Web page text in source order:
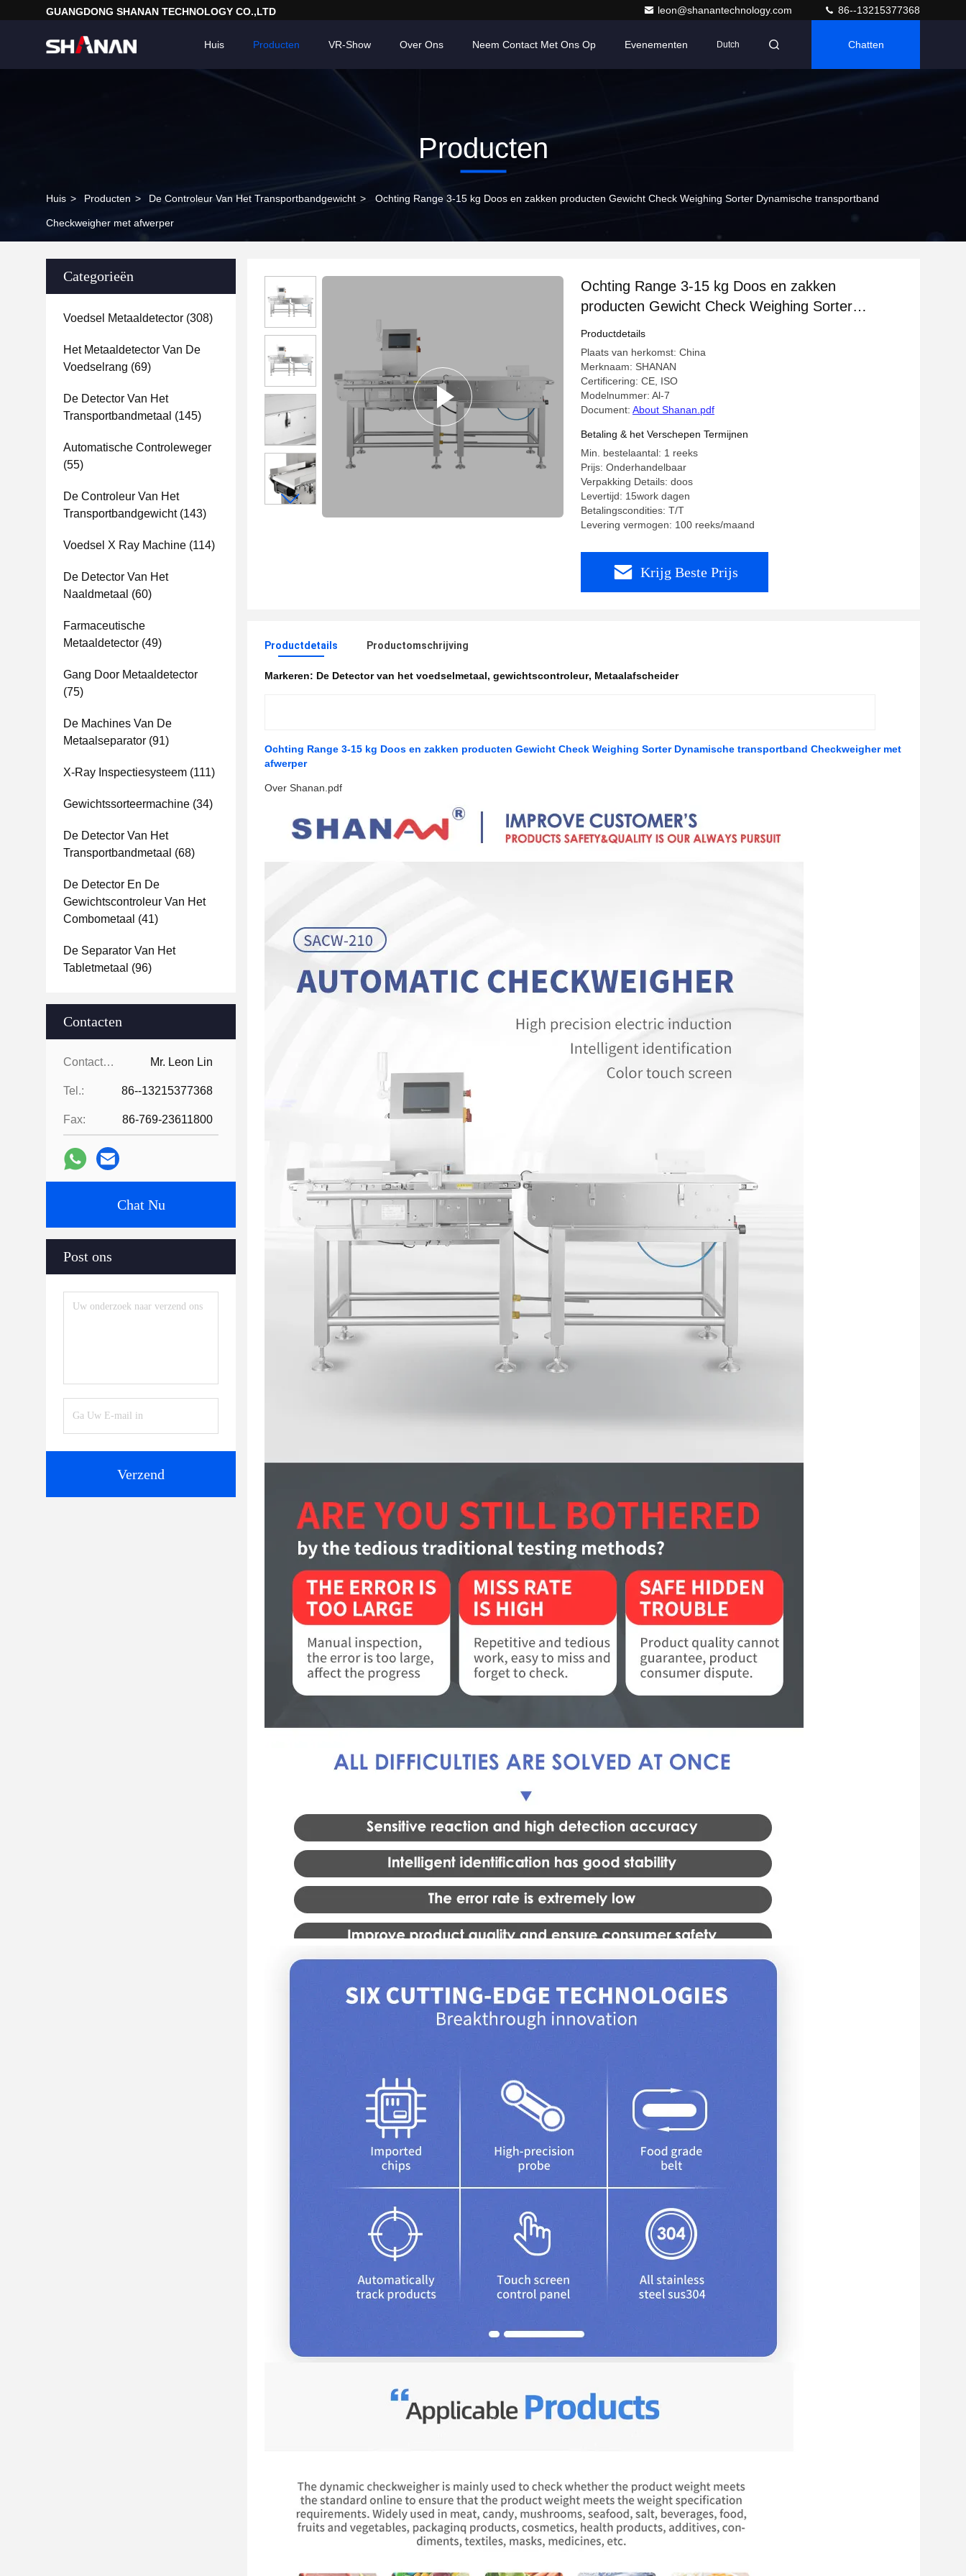
GUANGDONG SHANAN TECHNOLOGY CO.,LTD leon@shanantechnology.com 86--13215377368
Huis Producten VR-Show Over Ons Neem Contact Met Ons Op Evenementen Dutch Chatten
Producten
Huis > Producten > De Controleur Van Het Transportbandgewicht > Ochting Range 3-15 kg Doos en zakken producten Gewicht Check Weighing Sorter Dynamische transportband
Checkweigher met afwerper
Categorieën
Voedsel Metaaldetector (308)
Het Metaaldetector Van De
Voedselrang (69)
De Detector Van Het
Transportbandmetaal (145)
Automatische Controleweger
(55)
De Controleur Van Het
Transportbandgewicht(143)
Voedsel X Ray Machine (114)
De Detector Van Het
Naaldmetaal (60)
Farmaceutische
Metaaldetector (49)
Gang Door Metaaldetector
(75)
De Machines Van De
Metaalseparator (91)
X-Ray Inspectiesysteem (111)
Gewichtssorteermachine (34)
De Detector Van Het
Transportbandmetaal (68)
De Detector En De
Gewichtscontroleur Van Het
Combometaal (41)
De Separator Van Het
Tabletmetaal (96)
Contacten
Contacten: Mr. Leon Lin
Tel.: 86--13215377368
Fax: 86-769-23611800
Chat Nu
Post ons
Verzend
Ochting Range 3-15 kg Doos en zakken
producten Gewicht Check Weighing Sorter
Dynamische transportband Checkweigher met
afwerper
Productdetails
Plaats van herkomst: China
Merknaam: SHANAN
Certificering: CE, ISO
Modelnummer: Al-7
Document: About Shanan.pdf
Betaling & het Verschepen Termijnen
Min. bestelaantal: 1 reeks
Prijs: Onderhandelbaar
Verpakking Details: doos
Levertijd: 15work dagen
Betalingscondities: T/T
Levering vermogen: 100 reeks/maand
Krijg Beste Prijs
Productdetails Productomschrijving
Markeren: De Detector van het voedselmetaal, gewichtscontroleur, Metaalafscheider
Ochting Range 3-15 kg Doos en zakken producten Gewicht Check Weighing Sorter Dynamische transportband Checkweigher met
afwerper
Over Shanan.pdf